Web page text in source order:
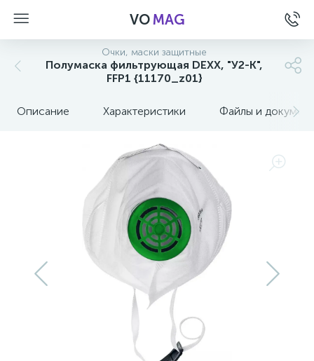
VOMAG
Очки, маски защитные
Полумаска фильтрующая DEXX, "У2-К",
FFP1 {11170_z01}
Описание Характеристики Файлы и